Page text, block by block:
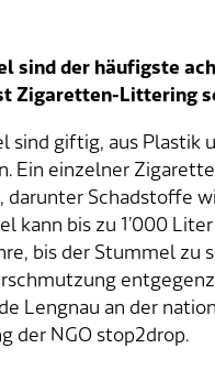
sind der häufigste
Zigaretten-Littering
sind giftig, aus Plastik
Ein einzelner
darunter Schadstoffe
kann bis zu 1’000
bis der Stummel
Lengnau an der
der NGO stop2drop.